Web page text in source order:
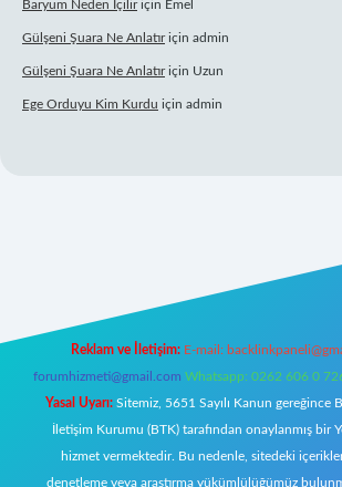
Baryum Neden Içiliriçin Emel
Gülşeni Şuara Ne Anlatıriçin admin
Gülşeni Şuara Ne Anlatıriçin Uzun
Ege Orduyu Kim Kurdu için admin
Reklam ve İletişim: E-mail:
forumhizmeti@gmail.com Whatsapp: 0262 606 0
Yasal Uyarı: Sitemiz, 5651 Sayılı Kanun gereğince
İletişim Kurumu (BTK) tarafından onaylanmış bir
hizmet vermektedir. Bu nedenle, sitedeki
denetleme veya araştırma yükümlülüğümüz